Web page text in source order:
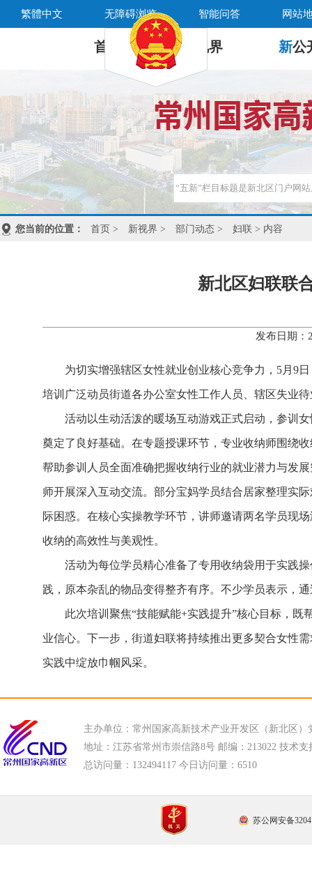
繁體中文 无障碍浏览 智能问答 网站
首 页 新 视界 新公
您当前的位置： 首页 > 新视界 > 部门动态 > 妇联 > 内容
新北区妇联联
发布日期：
为切实增强辖区女性就业创业核心竞争力，5月9
培训广泛动员街道各办公室女性工作人员、辖区失业
活动以生动活泼的暖场互动游戏正式启动，参训
奠定了良好基础。在专题授课环节，专业收纳师围绕
帮助参训人员全面准确把握收纳行业的就业潜力与发
师开展深入互动交流。部分宝妈学员结合居家整理实
际困惑。在核心实操教学环节，讲师邀请两名学员现
收纳的高效性与美观性。
活动为每位学员精心准备了专用收纳袋用于实践
践，原本杂乱的物品变得整齐有序。不少学员表示，
此次培训聚焦“技能赋能+实践提升”核心目标，
业信心。下一步，街道妇联将持续推出更多契合女性
实践中绽放巾帼风采。
主办单位：常州国家高新技术产业开发区（新北区）
地址：江苏省常州市崇信路8号 邮编：213022 技术支
总访问量： 132494117 今日访问量： 6510
苏公网安备